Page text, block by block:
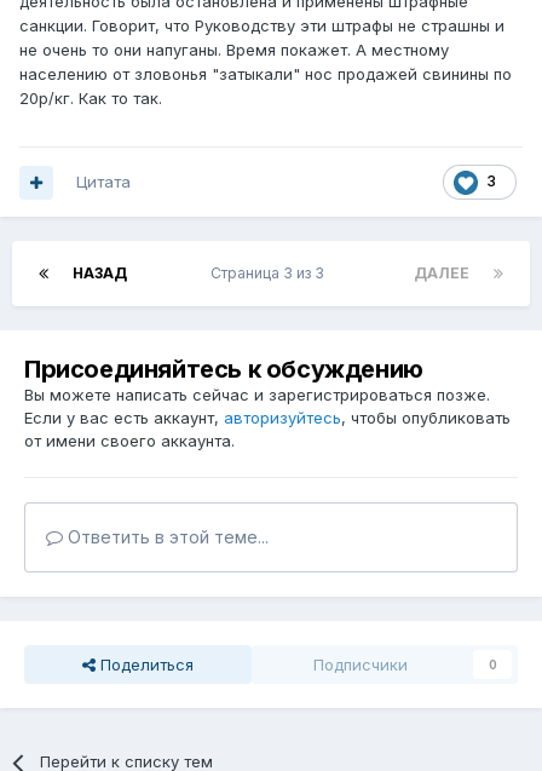
санкции. Говорит, что Руководству эти штрафы не страшны и
не очень то они напуганы. Время покажет. А местному
населению от зловонья "затыкали" нос продажей свинины по
20р/кг. Как то так.
3
Цитата
НАЗАД ДАЛЕЕ
Страница 3 из 3
Присоединяйтесь к обсуждению
Вы можете написать сейчас и зарегистрироваться позже.
Если у вас есть аккаунт, авторизуйтесь, чтобы опубликовать
от имени своего аккаунта.
Ответить в этой теме...
Поделиться Подписчики 0
Перейти к списку тем